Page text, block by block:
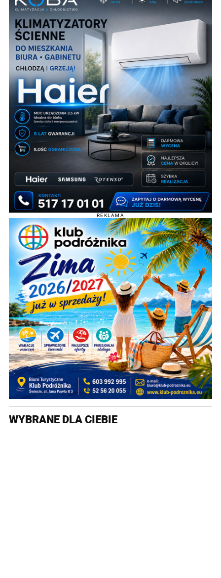
REKLAMA
WYBRANE DLA CIEBIE